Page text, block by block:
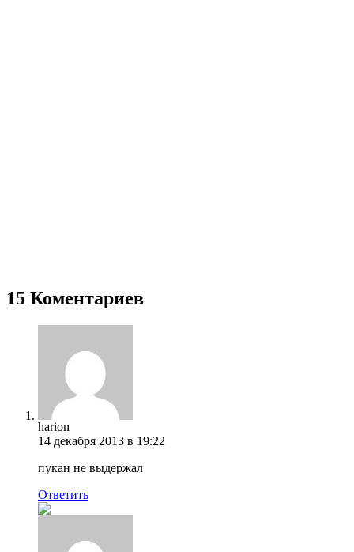
15 Коментариев
harion
14 декабря 2013 в 19:22
пукан не выдержал
Ответить